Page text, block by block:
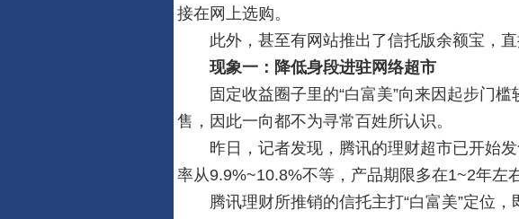
国商网节日祝福暨2023年春节放假通知
国商网节日祝福暨2022年春节放假通知
国商网节日祝福暨2019年春节放假通知
国商网节日祝福暨2018年春节放假通知
阿里巴巴宣布完成收购大麦网
国商网节日祝福暨2026年春节放假通知
接在网上选购。
此外，甚至有网站推出了信托版余额宝 ，
现象一：降低身段进驻网络超市
固定收益圈子里的“白富美”向来因起步门槛
售，因此一向都不为寻常百姓所认识。
昨日，记者发现，腾讯的理财超市已开始发
率从9.9%~10.8%不等，产品期限多在1~2年左
腾讯理财所推销的信托主打“白富美”定位，